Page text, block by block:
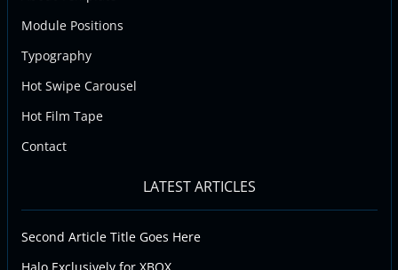
Module Positions
Typography
Hot Swipe Carousel
Hot Film Tape
Contact
LATEST ARTICLES
Second Article Title Goes Here
Halo Exclusively for XBOX